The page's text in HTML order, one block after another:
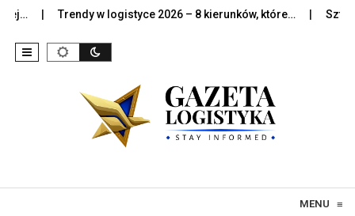
Trendy w logistyce 2026 – 8 kierunków, które… Sztuczna
MENU ≡